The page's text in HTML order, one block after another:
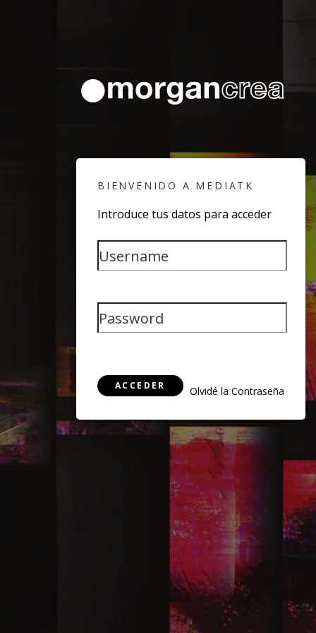
BIENVENIDO A MEDIATK
Introduce tus datos para acceder
ACCEDER Olvidé la Contraseña